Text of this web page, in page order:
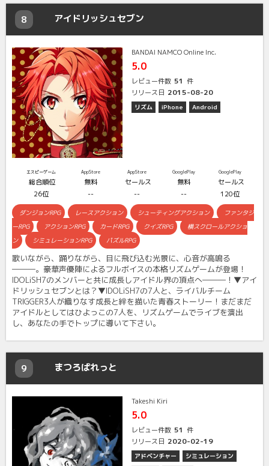
8 アイドリッシュセブン
BANDAI NAMCO Online Inc.
5.0
レビュー件数 51 件
リリース日 2015-08-20
リズム iPhone Android
エスピーゲーム
総合順位
26位
AppStore
無料
--
AppStore
セールス
--
GooglePlay
無料
--
GooglePlay
セールス
120位
ダンジョンRPG レースアクション シューティングアクション
ファンタジ
ーRPG
アクションRPG カードRPG クイズRPG
横スクロールアクショ
ン
シミュレーションRPG パズルRPG
歌いながら、踊りながら、目に飛び込む光景に、心音が高鳴る
―――。豪華声優陣によるフルボイスの本格リズムゲームが登場！
IDOLiSH7のメンバーと共に成長しアイドル界の頂点へ―――！▼アイ
ドリッシュセブンとは？▼IDOLiSH7の7人と、ライバルチーム
TRIGGER3人が織りなす成長と絆を描いた青春ストーリー！まだまだ
アイドルとしてはひよっこの7人を、リズムゲームでライブを演出
し、あなたの手でトップに導いて下さい。
9 まつろぱれっと
Takeshi Kiri
5.0
レビュー件数 51 件
リリース日 2020-02-19
アドベンチャー
シミュレーション